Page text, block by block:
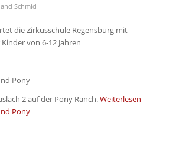
Schmid
die Zirkusschule Regensburg mit
von 6-12 Jahren
Pony
2 auf der Pony Ranch.Weiterlesen
Pony